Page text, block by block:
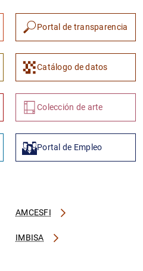
1 2
Portal de transparencia
Catálogo de datos
Colección de arte
Portal de Empleo
AMCESFI
IMBISA